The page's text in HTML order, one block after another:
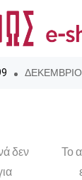
δεν
Το